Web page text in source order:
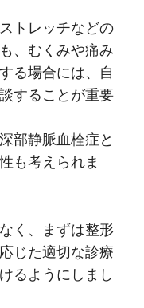
トレッチなどの
、むくみや痛み
る場合には、自
することが重要
部静脈血栓症と
も考えられま
く、まずは整形
じた適切な診療
るようにしまし